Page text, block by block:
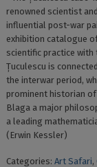
renowned scientist
influential post-war
exhibition catalogue
scientific practice
Țuculescu is
the interwar period,
prominent historian
Blaga a major
a leading
(Erwin Kessler)
Categories: Art Safari,